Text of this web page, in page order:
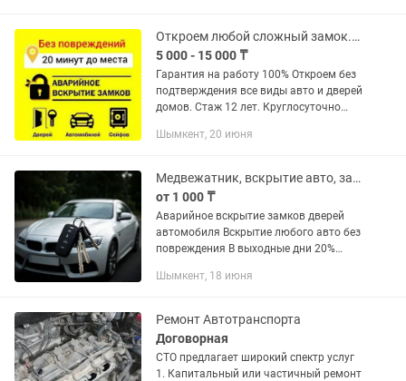
Откроем любой сложный замок.есик ашу.бузу.килт ауыстыру .взлом дверь.авто а
5 000 - 15 000 ₸
Гарантия на работу 100% Откроем без
подтверждения все виды авто и дверей
домов. Стаж 12 лет. Круглосуточно
выезд:быстро и качественно
Шымкент, 20 июня
Медвежатник, вскрытие авто, замок ашу, открыть дверь
от 1 000 ₸
Аварийное вскрытие замков дверей
автомобиля Вскрытие любого авто без
повреждения В выходные дни 20%
круглосуточно 24/7
Шымкент, 18 июня
Ремонт Автотранспорта
Договорная
СТО предлагает широкий спектр услуг
1. Капитальный или частичный ремонт